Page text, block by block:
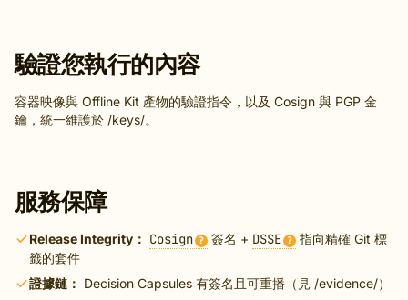
驗證您執行的內容
容器映像與 Offline Kit 產物的驗證指令，以及 Cosign 與 PGP 金
鑰，統一維護於 /keys/。
服務保障
Release Integrity： Cosign ? 簽名 + DSSE ?
指向精確 Git 標
籤的套件
證據鏈： Decision Capsules 有簽名且可重播（見 /evidence/）